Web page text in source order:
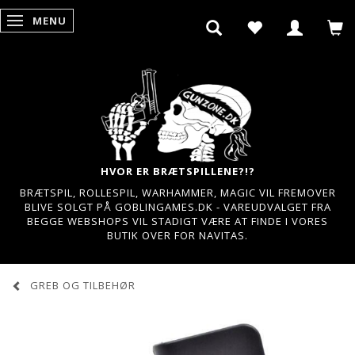
SKIFTE NAVIGATION
MENU
HVOR ER BRÆTSPILLENE?!?
BRÆTSPIL, ROLLESPIL, WARHAMMER, MAGIC VIL FREMOVER
BLIVE SOLGT PÅ GOBLINGAMES.DK - VAREUDVALGET FRA
BEGGE WEBSHOPS VIL STADIGT VÆRE AT FINDE I VORES
BUTIK OVER FOR NAVITAS.
GREB OG TILBEHØR